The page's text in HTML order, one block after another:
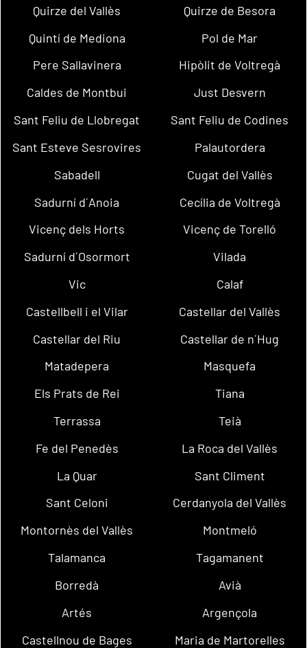
Quirze del Vallès
Quirze de Besora
Quintí de Mediona
Pol de Mar
Pere Sallavinera
Hipòlit de Voltregà
Caldes de Montbui
Just Desvern
Sant Feliu de Llobregat
Sant Feliu de Codines
Sant Esteve Sesrovires
Palautordera
Sabadell
Cugat del Vallès
Sadurní d´Anoia
Cecília de Voltregà
Vicenç dels Horts
Vicenç de Torelló
Sadurní d´Osormort
Vilada
Vic
Calaf
Castellbell i el Vilar
Castellar del Vallès
Castellar del Riu
Castellar de n´Hug
Matadepera
Masquefa
Els Prats de Rei
Tiana
Terrassa
Teià
Fe del Penedès
La Roca del Vallès
La Quar
Sant Climent
Sant Celoni
Cerdanyola del Vallès
Montornès del Vallès
Montmeló
Talamanca
Tagamanent
Borredà
Avià
Artés
Argençola
Castellnou de Bages
Maria de Martorelles